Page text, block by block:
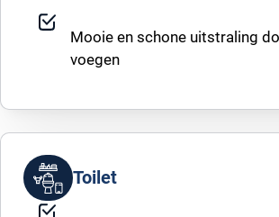
Mooie en schone uitstraling
voegen
Toilet